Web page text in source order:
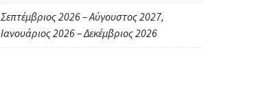
Σεπτέμβριος 2026 – Αύγουστος 2027,
Ιανουάριος 2026 – Δεκέμβριος 2026